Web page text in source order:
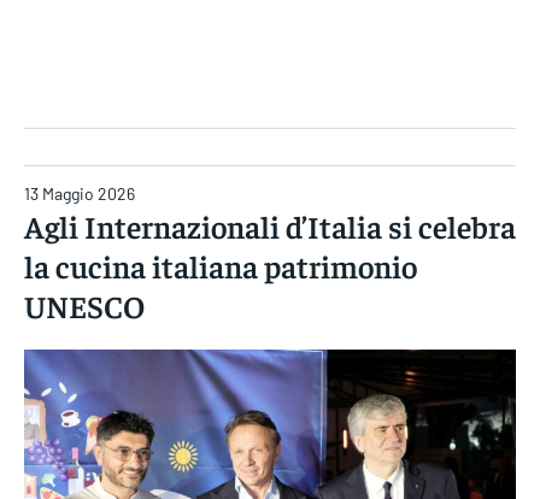
13 Maggio 2026
Agli Internazionali d’Italia si celebra
la cucina italiana patrimonio
UNESCO